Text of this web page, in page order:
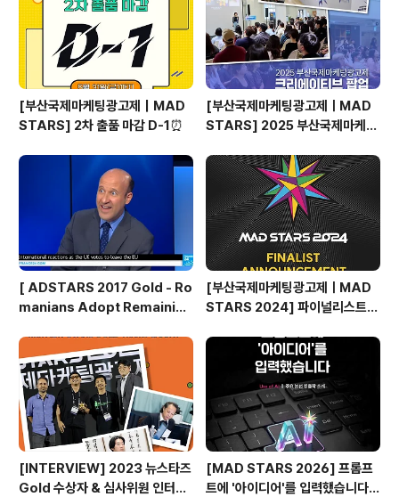
제광고제 입구에 들어서자마자10주년을 기념하는 스페셜
전시관이 보이네요. 저 길을 따라가면 무엇이 보일까요?한
번 들어가보..
[부산국제마케팅광고제｜MAD
STARS] 2차 출품 마감 D-1⏰
[부산국제마케팅광고제ㅣMAD
STARS] 2025 부산국제마케팅
기
[ ADSTARS 2017 Gold - Ro
manians Adopt Remainian
[부산국제마케팅광고제ㅣMAD
STARS 2024] 파이널리스트
[INTERVIEW] 2023 뉴스타즈
Gold 수상자 & 심사위원 인터뷰
[MAD STARS 2026] 프롬프
트에 '아이디어'를 입력했습니다